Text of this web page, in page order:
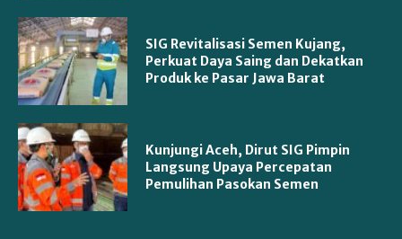
SIG Revitalisasi Semen Kujang,
Perkuat Daya Saing dan Dekatkan
Produk ke Pasar Jawa Barat
Kunjungi Aceh, Dirut SIG Pimpin
Langsung Upaya Percepatan
Pemulihan Pasokan Semen